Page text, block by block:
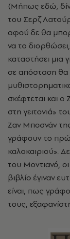
(Μήπως εδώ,
του Σερζ
αφού δε θα
να το
καταστήσει μια
σε απόσταση θα
σκέφτεται και
στη γειτονιά»
Ζαν Μποσνάν
γράφουν το
καλοκαιριού».
του Μοντιανό,
βιβλίο έγιναν
είναι, πως
τους,